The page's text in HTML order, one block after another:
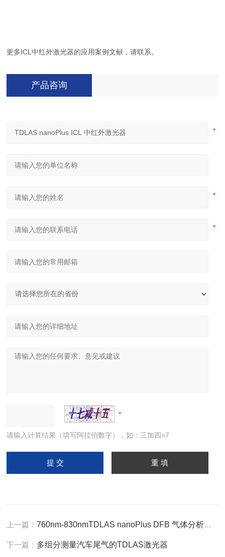
更多ICL中红外激光器的应用案例文献，请联系。
产品咨询
请输入计算结果（填写阿拉伯数字），如：三加四=7
上一篇：760nm-830nmTDLAS nanoPlus DFB 气体分析激光器
下一篇： 多组分测量汽车尾气的TDLAS激光器